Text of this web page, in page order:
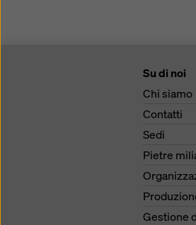
Su di noi
Chi siamo
Contatti
Sedi
Pietre
Gestione